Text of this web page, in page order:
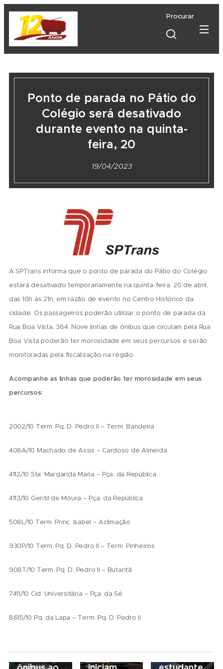
Procurar
Ponto de parada no Pátio do
Colégio será desativado
durante evento na quinta-
feira, 20
19/04/2023
A SPTrans informa que o ponto de parada do Pátio do Colégio
estará desativado temporariamente na quinta-feira, 20 de abril,
das 10h às 21h, em razão de evento no Centro Histórico da
cidade. Os passageiros poderão utilizar o ponto de parada da
Rua Boa Vista, 364. Nove linhas de ônibus que circulam pela Rua
Boa Vista poderão ter morosidade em seus percursos e serão
monitoradas pela fiscalização na região.
Acompanhe as linhas que poderão ter morosidade em seus
percursos:
2002/10 Term. Pq. D. Pedro II – Term. Bandeira
408A/10 Machado de Assis – Cardoso de Almeida
4112/10 Sta. Margarida Maria – Pça. da República
4113/10 Gentil de Moura – Pça. da República
508L/10 Term. Princ. Isabel – Aclimação
930P/10 Term. Pq. D. Pedro II – Term. Pinheiros
908T/10 Term. Pq. D. Pedro II – Butantã
7411/10 Cid. Universitária – Pça. da Sé
8615/10 Pq. da Lapa – Term. Pq. D. Pedro II
como ir de
SPTrans
de